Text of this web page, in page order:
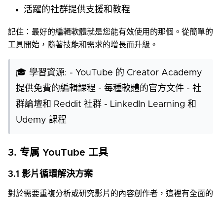
活躍的社群提供支援和教程
記住：最好的編輯軟體就是您能有效使用的那個。從簡單的
工具開始，隨著技能和需求的增長而升級。
🎓 學習資源: - YouTube 的 Creator Academy
提供免費的編輯課程 - 每種軟體的官方文件 - 社
群論壇和 Reddit 社群 - LinkedIn Learning 和
Udemy 課程
3. 专属 YouTube 工具
3.1 影片循環解決方案
對於需要重複分析或研究影片的內容創作者，這裡有全面的